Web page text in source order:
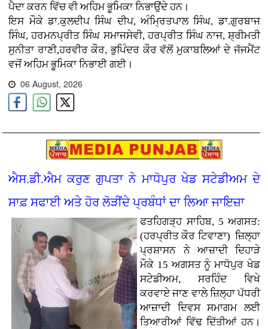
ਪੈਦਾ ਕਰਨ ਵਿੱਚ ਵੀ ਅਹਿਮ ਭੂਮਿਕਾ ਨਿਭਾਉਂਦੇ ਹਨ।
ਇਸ ਮੌਕੇ ਡਾ.ਕੁਲਦੀਪ ਸਿੰਘ ਦੀਪ, ਅੰਮ੍ਰਿਤਪਾਲ ਸਿੰਘ, ਡਾ.ਗੁਰਬਾਜ
ਸਿੰਘ, ਹਰਮਨਪ੍ਰੀਤ ਸਿੰਘ ਸਮਾਜਸੇਵੀ, ਹਰਪ੍ਰੀਤ ਸਿੰਘ ਨਾਜ, ਸ਼੍ਰੀਮਤੀ
ਸੁਨੀਤਾ ਰਾਣੀ,ਹਰਵੀਰ ਕੌਰ, ਭੁਪਿੰਦਰ ਕੌਰ ਵੱਲੋਂ ਮੁਕਾਬਲਿਆਂ ਦੇ ਜੱਜਮੈਂਟ
ਵਜੋਂ ਅਹਿਮ ਭੂਮਿਕਾ ਨਿਭਾਈ ਗਈ।
06 August, 2026
ਐਸ.ਡੀ.ਐਮ ਕਰੁਣ ਗੁਪਤਾ ਨੇ ਮਾਧੋਪੁਰ ਖੇਡ ਸਟੇਡੀਅਮ ਦੇ
ਸਾਫ਼ ਸਫਾਈ ਅਤੇ ਹੋਰ ਲੋੜੀਂਦੇ ਪ੍ਰਬੰਧਾਂ ਦਾ ਲਿਆ ਜਾਇਜ਼ਾ
ਫਤਹਿਗੜ੍ਹ ਸਾਹਿਬ, 5 ਅਗਸਤ:
(ਹਰਪ੍ਰੀਤ ਕੌਰ ਟਿਵਾਣਾ) ਜ਼ਿਲ੍ਹਾ
ਪ੍ਰਸ਼ਾਸਨ ਨੇ ਆਜ਼ਾਦੀ ਦਿਹਾੜੇ
ਮੌਕੇ 15 ਅਗਸਤ ਨੂੰ ਮਾਧੋਪੁਰ ਖੇਡ
ਸਟੇਡੀਅਮ, ਸਰਹਿੰਦ ਵਿਖੇ
ਕਰਵਾਏ ਜਾਣ ਵਾਲੇ ਜ਼ਿਲ੍ਹਾ ਪੱਧਰੀ
ਆਜ਼ਾਦੀ ਦਿਵਸ ਸਮਾਗਮ ਲਈ
ਤਿਆਰੀਆਂ ਵਿੱਢ ਦਿੱਤੀਆਂ ਹਨ।